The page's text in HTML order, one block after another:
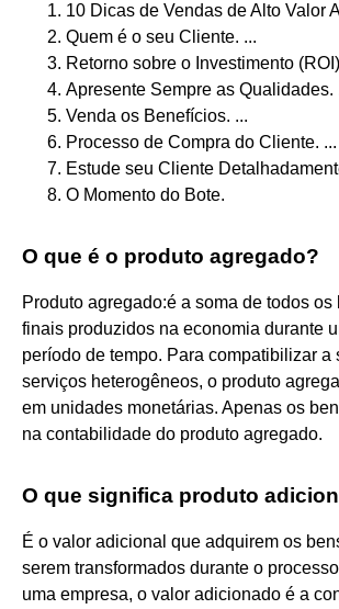
10 Dicas de Vendas de Alto Valor
Quem é o seu Cliente. ...
Retorno sobre o Investimento
Apresente Sempre as Qualidades.
Venda os Benefícios. ...
Processo de Compra do Cliente. ...
Estude seu Cliente
O Momento do Bote.
O que é o produto agregado?
Produto agregado:é a soma de todos
finais produzidos na economia durante
período de tempo. Para compatibilizar a
serviços heterogêneos, o produto
em unidades monetárias. Apenas os
na contabilidade do produto agregado.
O que significa produto
É o valor adicional que adquirem os
serem transformados durante o
uma empresa, o valor adicionado é a